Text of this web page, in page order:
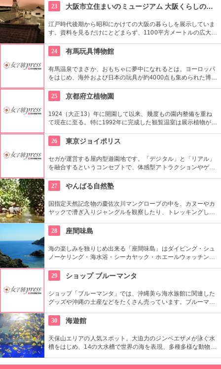
んだ後はレストランでチーズフォンデュを楽しんで。
23 大阪市立住まいのミュージアム 大阪くらしの今昔館
江戸時代後期から昭和にかけての大阪の暮らしを展示していま
す。資料を見るだけにとどまらず、1100平方メートルの広大な
しているかのように体感できます。
24 有馬玩具博物館
有馬温泉でまさか、おもちゃに夢中になれるとは。ヨーロッパ
をはじめ、海外および日本の玩具が約4000点も集められた博物
定で工作教室があったり、大人も童心に返れそう。
25 京都府立植物園
1924（大正13）年に開園して以来、幾度もの園内整備を重ね
て現在に至る。特に1992年に完成した観覧温室は展示植物が約
い日本最大級の温室で、一年中熱帯植物が観察できる。
26 東京ジョイポリス
セガが運営する屋内型遊園地です。「デジタル」と「リアル」
を融合するというコンセプトで、体感型アトラクションやゲー
27
やんばる自然塾
国指定天然記念物の慶佐次川マングローブの中を、カヌーやカ
ヤックで漕ぎ入りジャングルを観察したり、トレッキングしな
を贅沢に体験する事も可能。とにかく沢山のプランが用意され
ているので、沖縄の自然を満喫できること間違い無し。
28 座間味島
海の楽しみを独りじめ出来る「座間味島」はダイビング・シュ
ノーケリング・海水浴・シーカヤック・ホエールウォッチン
ます。大自然の海に触れ地球を感じます。
29 ショップ ブルーマンタ
ショップ「ブルーマンタ」では、沖縄美ら海水族館に関連した
グッズや沖縄の土産などをたくさん売っています。ブルーマン
ください。
30 海遊館
天保山エリアの人気スポット。大迫力のジンベエザメが泳ぐ水
槽をはじめ、14の大水槽で世界の海を表現、多種多様な動物を
ーな館内で生き物の寝顔などを見られます。